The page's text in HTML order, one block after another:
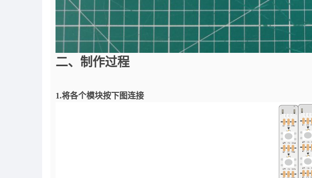
二、 制作过程
1.将各个模块按下图连接